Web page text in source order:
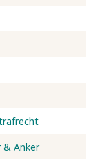
& Anker